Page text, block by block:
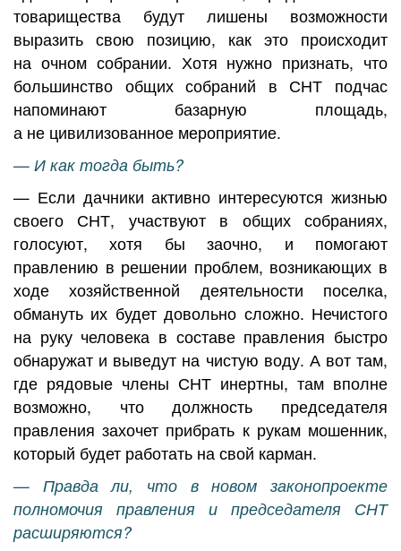
товарищества будут лишены возможности
выразить свою позицию, как это происходит
на очном собрании. Хотя нужно признать, что
большинство общих собраний в СНТ подчас
напоминают базарную площадь,
а не цивилизованное мероприятие.
— И как тогда быть?
— Если дачники активно интересуются жизнью
своего СНТ, участвуют в общих собраниях,
голосуют, хотя бы заочно, и помогают
правлению в решении проблем, возникающих в
ходе хозяйственной деятельности поселка,
обмануть их будет довольно сложно. Нечистого
на руку человека в составе правления быстро
обнаружат и выведут на чистую воду. А вот там,
где рядовые члены СНТ инертны, там вполне
возможно, что должность председателя
правления захочет прибрать к рукам мошенник,
который будет работать на свой карман.
— Правда ли, что в новом законопроекте
полномочия правления и председателя СНТ
расширяются?